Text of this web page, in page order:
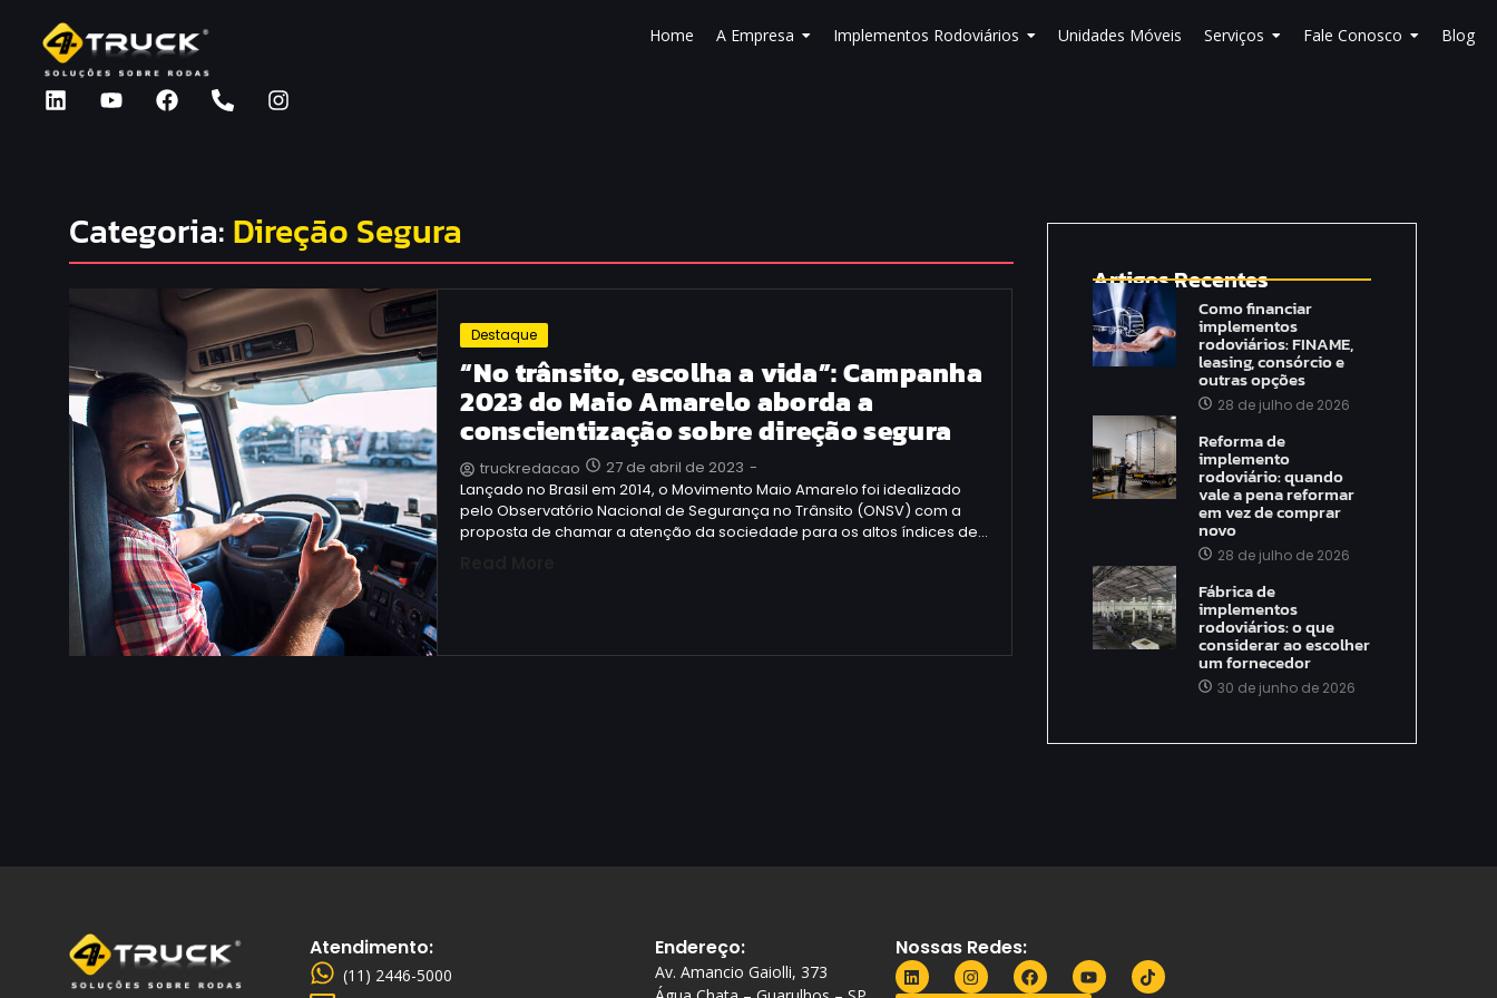
Home A Empresa Implementos Rodoviários Unidades Móveis Serviços Fale Conosco Blog
Categoria: Direção Segura
Destaque
“No trânsito, escolha a vida”: Campanha
2023 do Maio Amarelo aborda a
conscientização sobre direção segura
truckredacao 27 de abril de 2023 -
Lançado no Brasil em 2014, o Movimento Maio Amarelo foi idealizado
pelo Observatório Nacional de Segurança no Trânsito (ONSV) com a
proposta de chamar a atenção da sociedade para os altos índices de…
Artigos Recentes
Como financiar
implementos
rodoviários: FINAME,
leasing, consórcio e
outras opções
28 de julho de 2026
Reforma de
implemento
rodoviário: quando
vale a pena reformar
em vez de comprar
novo
28 de julho de 2026
Fábrica de
implementos
rodoviários: o que
considerar ao escolher
um fornecedor
30 de junho de 2026
Atendimento:
(11) 2446-5000
Endereço:
Av. Amancio Gaiolli, 373
Nossas Redes: